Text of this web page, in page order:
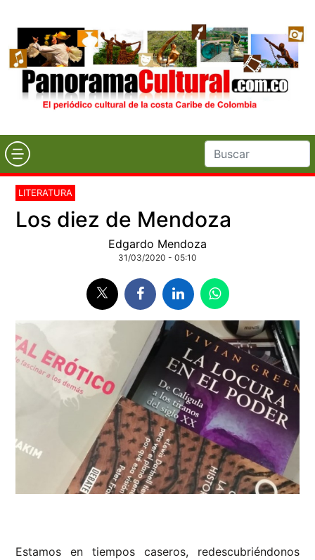
LITERATURA
Los diez de Mendoza
Edgardo Mendoza
31/03/2020 - 05:10
Estamos en tiempos caseros, redescubriéndonos